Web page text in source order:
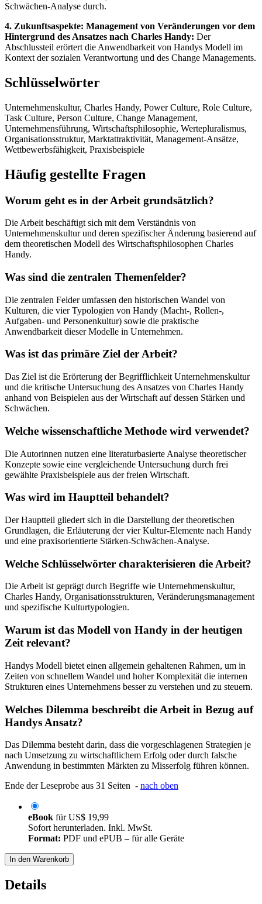
Schwächen-Analyse durch.
4. Zukunftsaspekte: Management von Veränderungen vor dem
Hintergrund des Ansatzes nach Charles Handy: Der
Abschlussteil erörtert die Anwendbarkeit von Handys Modell im
Kontext der sozialen Verantwortung und des Change Managements.
Schlüsselwörter
Unternehmenskultur, Charles Handy, Power Culture, Role Culture,
Task Culture, Person Culture, Change Management,
Unternehmensführung, Wirtschaftsphilosophie, Wertepluralismus,
Organisationsstruktur, Marktattraktivität, Management-Ansätze,
Wettbewerbsfähigkeit, Praxisbeispiele
Häufig gestellte Fragen
Worum geht es in der Arbeit grundsätzlich?
Die Arbeit beschäftigt sich mit dem Verständnis von
Unternehmenskultur und deren spezifischer Änderung basierend auf
dem theoretischen Modell des Wirtschaftsphilosophen Charles
Handy.
Was sind die zentralen Themenfelder?
Die zentralen Felder umfassen den historischen Wandel von
Kulturen, die vier Typologien von Handy (Macht-, Rollen-,
Aufgaben- und Personenkultur) sowie die praktische
Anwendbarkeit dieser Modelle in Unternehmen.
Was ist das primäre Ziel der Arbeit?
Das Ziel ist die Erörterung der Begrifflichkeit Unternehmenskultur
und die kritische Untersuchung des Ansatzes von Charles Handy
anhand von Beispielen aus der Wirtschaft auf dessen Stärken und
Schwächen.
Welche wissenschaftliche Methode wird verwendet?
Die Autorinnen nutzen eine literaturbasierte Analyse theoretischer
Konzepte sowie eine vergleichende Untersuchung durch frei
gewählte Praxisbeispiele aus der freien Wirtschaft.
Was wird im Hauptteil behandelt?
Der Hauptteil gliedert sich in die Darstellung der theoretischen
Grundlagen, die Erläuterung der vier Kultur-Elemente nach Handy
und eine praxisorientierte Stärken-Schwächen-Analyse.
Welche Schlüsselwörter charakterisieren die Arbeit?
Die Arbeit ist geprägt durch Begriffe wie Unternehmenskultur,
Charles Handy, Organisationsstrukturen, Veränderungsmanagement
und spezifische Kulturtypologien.
Warum ist das Modell von Handy in der heutigen
Zeit relevant?
Handys Modell bietet einen allgemein gehaltenen Rahmen, um in
Zeiten von schnellem Wandel und hoher Komplexität die internen
Strukturen eines Unternehmens besser zu verstehen und zu steuern.
Welches Dilemma beschreibt die Arbeit in Bezug auf
Handys Ansatz?
Das Dilemma besteht darin, dass die vorgeschlagenen Strategien je
nach Umsetzung zu wirtschaftlichem Erfolg oder durch falsche
Anwendung in bestimmten Märkten zu Misserfolg führen können.
Ende der Leseprobe aus 31 Seiten - nach oben
eBook fürUS$ 19,99
Sofort herunterladen. Inkl. MwSt.
Format: PDF und ePUB – für alle Geräte
In den Warenkorb
Details